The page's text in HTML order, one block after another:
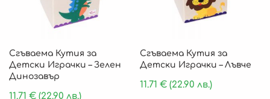
Сгъваема Кутия за
Детски Играчки – Зелен
Динозавър
11.71 € (22.90 лв.)
Сгъваема Кутия за
Детски Играчки – Лъвче
11.71€ (22.90 лв.)